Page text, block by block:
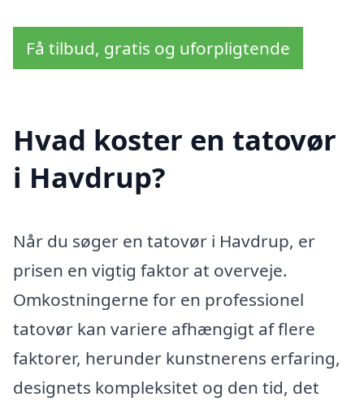
Få tilbud, gratis og uforpligtende
Hvad koster en tatovør
i Havdrup?
Når du søger en tatovør i Havdrup, er
prisen en vigtig faktor at overveje.
Omkostningerne for en professionel
tatovør kan variere afhængigt af flere
faktorer, herunder kunstnerens erfaring,
designets kompleksitet og den tid, det